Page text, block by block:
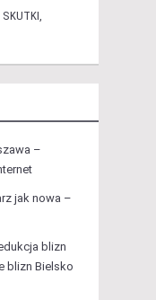
–
jak nowa –
blizn
blizn Bielsko